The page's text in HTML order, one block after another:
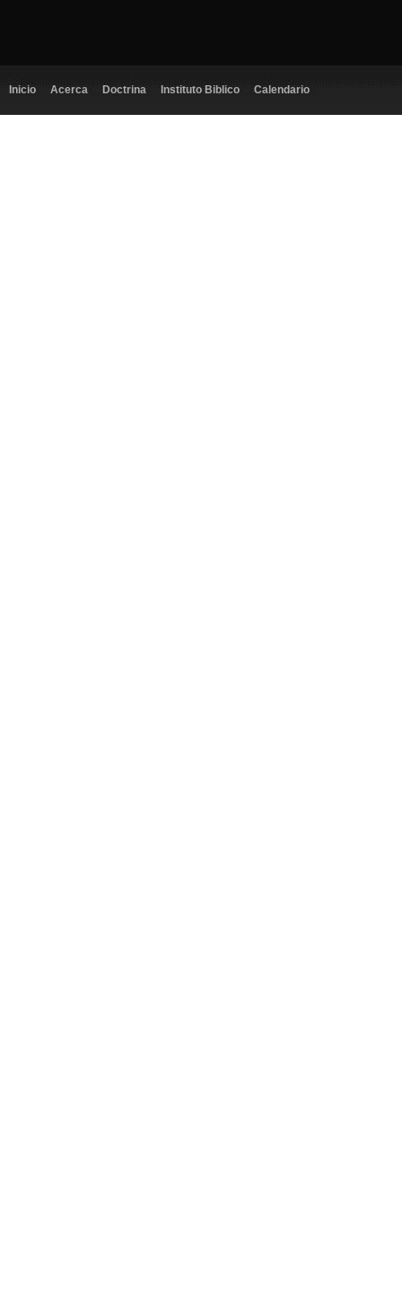
Inicio Acerca Doctrina Instituto Biblico Calendario